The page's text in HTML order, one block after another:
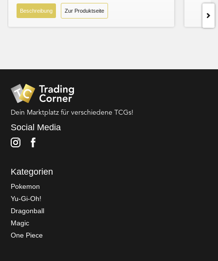
Beschreibung Zur Produktseite
Dein Marktplatz für verschiedene TCGs!
Social Media
Kategorien
Pokemon
Yu-Gi-Oh!
Dragonball
Magic
One Piece